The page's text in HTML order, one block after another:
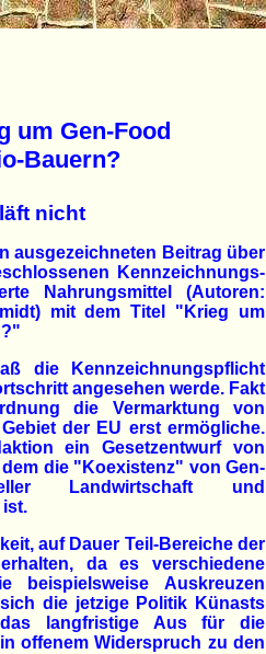
um Gen-Food
Bauern?
nicht
ausgezeichneten Beitrag über
Kennzeichnungs-
Nahrungsmittel (Autoren:
mit dem Titel "Krieg um
die Kennzeichnungspflicht
angesehen werde. Fakt
die Vermarktung von
der EU erst ermögliche.
ein Gesetzentwurf von
die "Koexistenz" von Gen-
Landwirtschaft und
auf Dauer Teil-Bereiche der
da es verschiedene
beispielsweise Auskreuzen
die jetzige Politik Künasts
langfristige Aus für die
offenem Widerspruch zu den